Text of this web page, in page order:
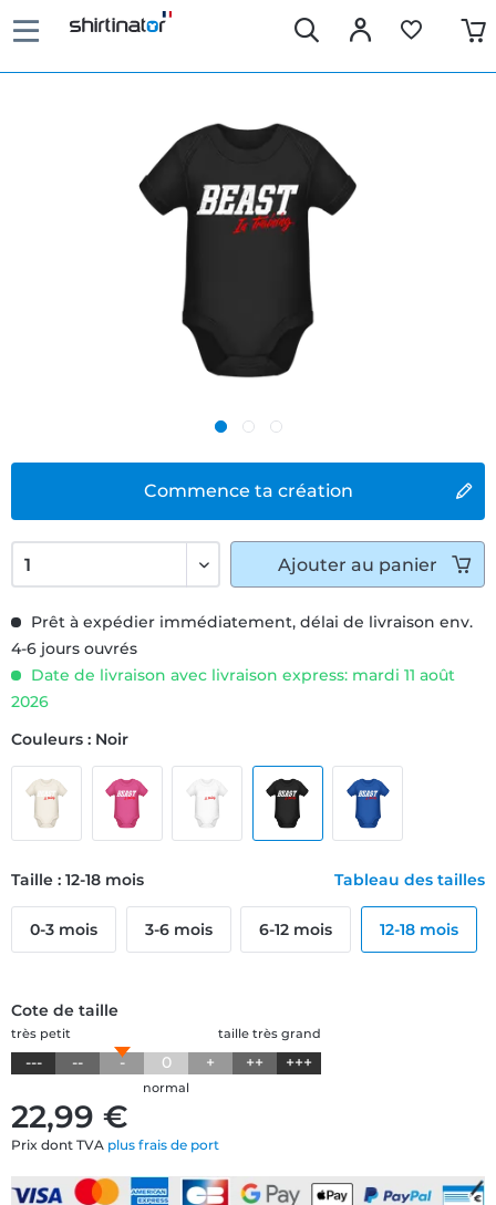
Commence ta création
22,99 €
Prix dont TVA plus frais de port
Prêt à expédier immédiatement, délai de livraison env.
4-6 jours ouvrés
Date de livraison avec livraison express: mardi 11 août
2026
Couleurs : Noir
Taille : 12-18 mois Tableau des tailles
0-3 mois 3-6 mois 6-12 mois 12-18 mois
Cote de taille
taille très grand
très petit
--- -- - 0 + ++ +++
normal
Ajouter au panier